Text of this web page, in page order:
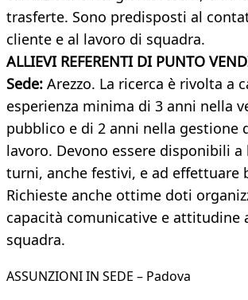
trasferte. Sono predisposti al
cliente e al lavoro di squadra.
ALLIEVI REFERENTI DI PUNTO
Sede: Arezzo. La ricerca è rivolta a
esperienza minima di 3 anni nella
pubblico e di 2 anni nella gestione
lavoro. Devono essere disponibili a
turni, anche festivi, e ad effettuare
Richieste anche ottime doti
capacità comunicative e attitudine
squadra.
ASSUNZIONI IN SEDE – Padova